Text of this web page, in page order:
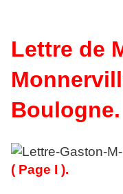
Lettre de
Boulogne.
( Page I ).